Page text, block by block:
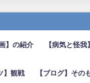
】の紹介 【病気と怪
】観戦 【ブログ】その